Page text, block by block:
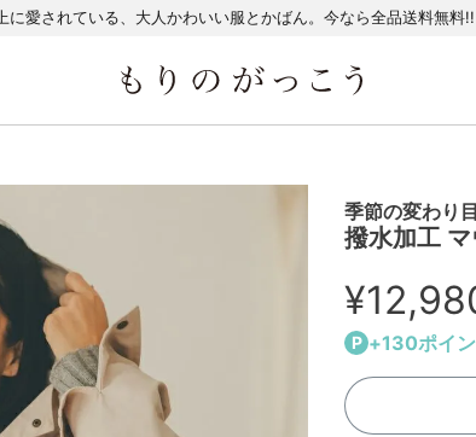
に愛されている、大人かわいい服とかばん。今なら全品送料無料!!
季節の変わり
撥水加工 マ
¥
+130ポイ